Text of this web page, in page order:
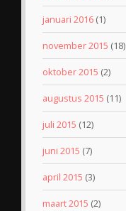
januari 2016 (1)
november 2015 (18)
oktober 2015 (2)
augustus 2015 (11)
juli 2015 (12)
juni 2015 (7)
april 2015 (3)
maart 2015 (2)